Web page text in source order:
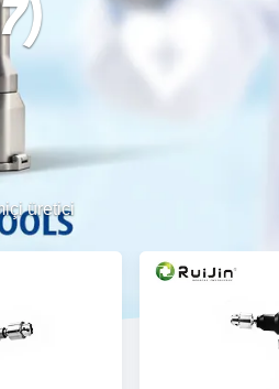
üretici